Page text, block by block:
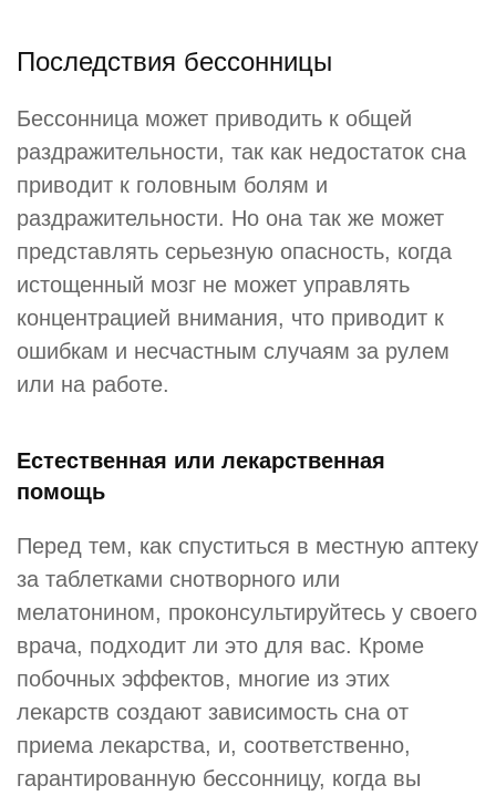
Последствия бессонницы
Бессонница может приводить к общей
раздражительности, так как недостаток сна
приводит к головным болям и
раздражительности. Но она так же может
представлять серьезную опасность, когда
истощенный мозг не может управлять
концентрацией внимания, что приводит к
ошибкам и несчастным случаям за рулем
или на работе.
Естественная или лекарственная
помощь
Перед тем, как спуститься в местную аптеку
за таблетками снотворного или
мелатонином, проконсультируйтесь у своего
врача, подходит ли это для вас. Кроме
побочных эффектов, многие из этих
лекарств создают зависимость сна от
приема лекарства, и, соответственно,
гарантированную бессонницу, когда вы